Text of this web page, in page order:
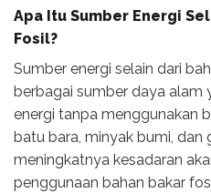
Apa Itu Sumber Energi
Fosil?
Sumber energi selain dari
berbagai sumber daya alam
energi tanpa menggunakan
batu bara, minyak bumi, dan
meningkatnya kesadaran
penggunaan bahan bakar